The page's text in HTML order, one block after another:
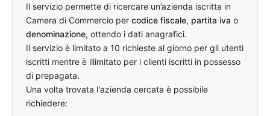
Il servizio permette di ricercare un’azienda iscritta in
Camera di Commercio percodice fiscale, partita iva o
denominazione, ottendo i dati anagrafici.
Il servizio è limitato a 10 richieste al giorno per gli utenti
iscritti mentre è illimitato per i clienti iscritti in possesso
di prepagata.
Una volta trovata l'azienda cercata è possibile
richiedere: